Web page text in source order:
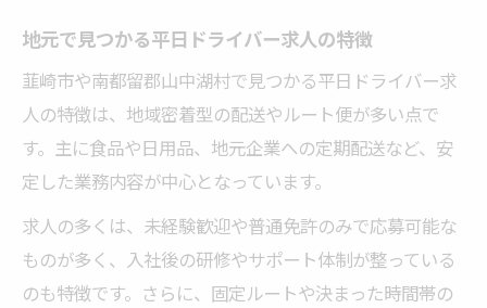
地元で見つかる平日ドライバー求人の特徴
韮崎市や南都留郡山中湖村で見つかる平日ドライバー求
人の特徴は、地域密着型の配送やルート便が多い点で
す。主に食品や日用品、地元企業への定期配送など、安
定した業務内容が中心となっています。
求人の多くは、未経験歓迎や普通免許のみで応募可能な
ものが多く、入社後の研修やサポート体制が整っている
のも特徴です。さらに、固定ルートや決まった時間帯の